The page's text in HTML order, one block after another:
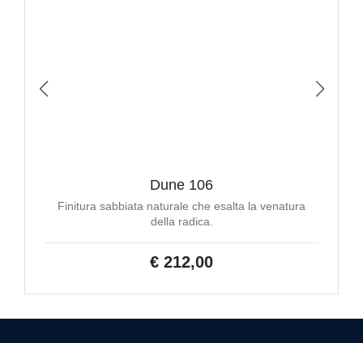
Dune 106
Finitura sabbiata naturale che esalta la venatura
della radica.
€ 212,00